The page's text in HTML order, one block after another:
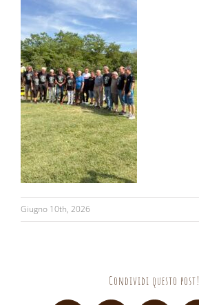
Giugno 10th, 2026
Condividi questo post!